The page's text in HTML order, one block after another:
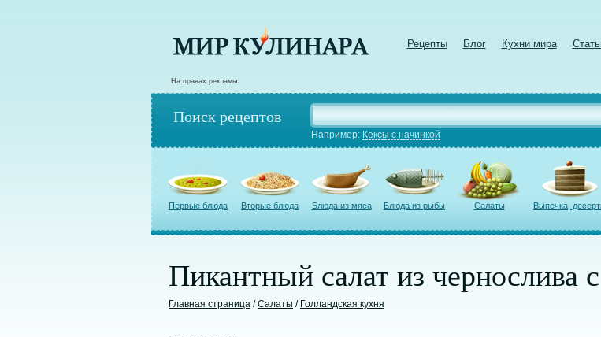
Рецепты Блог Кухни мира
На правах рекламы:
Поиск рецептов
Например: Кексы с начинкой
Первые блюда Вторые блюда Блюда из мяса Блюда из рыбы Салаты Выпечка,
Пикантный салат из чернослива
Главная страница /Салаты / Голландская кухня